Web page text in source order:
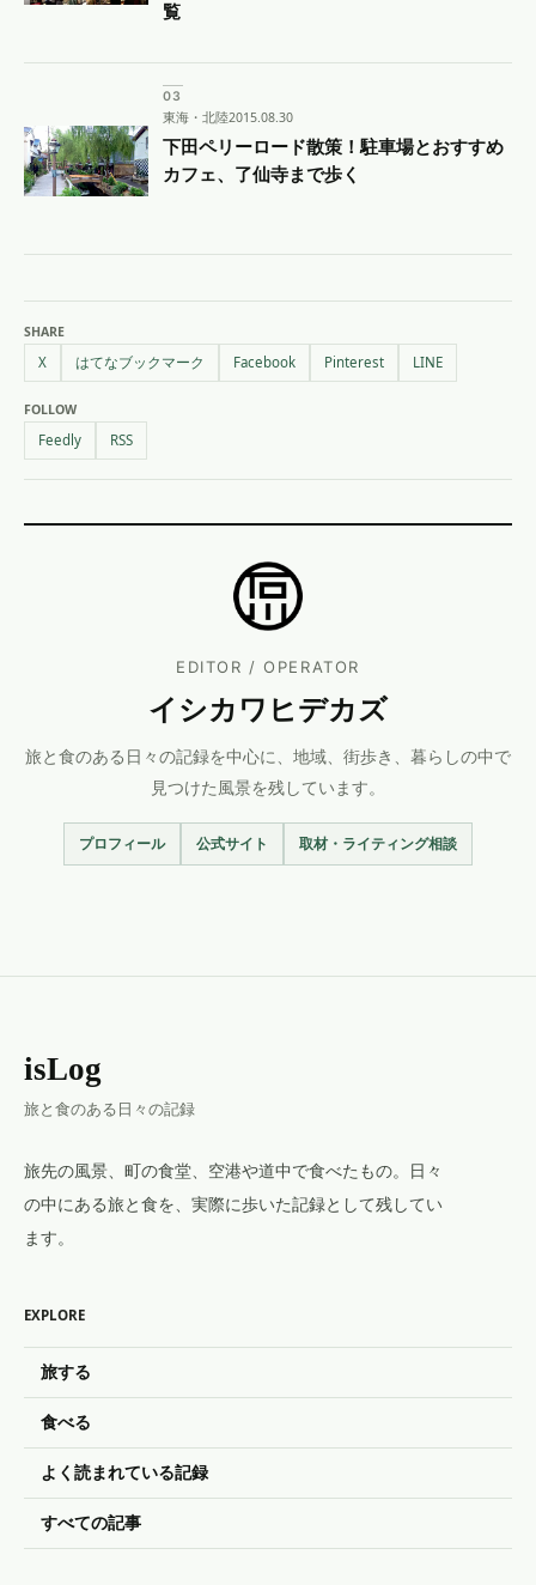
覧
東海・北陸2015.08.30
下田ペリーロード散策！駐車場とおすすめ
カフェ、了仙寺まで歩く
SHARE
X はてなブックマーク Facebook Pinterest LINE
FOLLOW
Feedly RSS
EDITOR / OPERATOR
イシカワヒデカズ
旅と食のある日々の記録を中心に、地域、街歩き、暮らしの中で
見つけた風景を残しています。
プロフィール 公式サイト 取材・ライティング相談
isLog
旅と食のある日々の記録
旅先の風景、町の食堂、空港や道中で食べたもの。日々
の中にある旅と食を、実際に歩いた記録として残してい
ます。
EXPLORE
旅する
食べる
よく読まれている記録
すべての記事